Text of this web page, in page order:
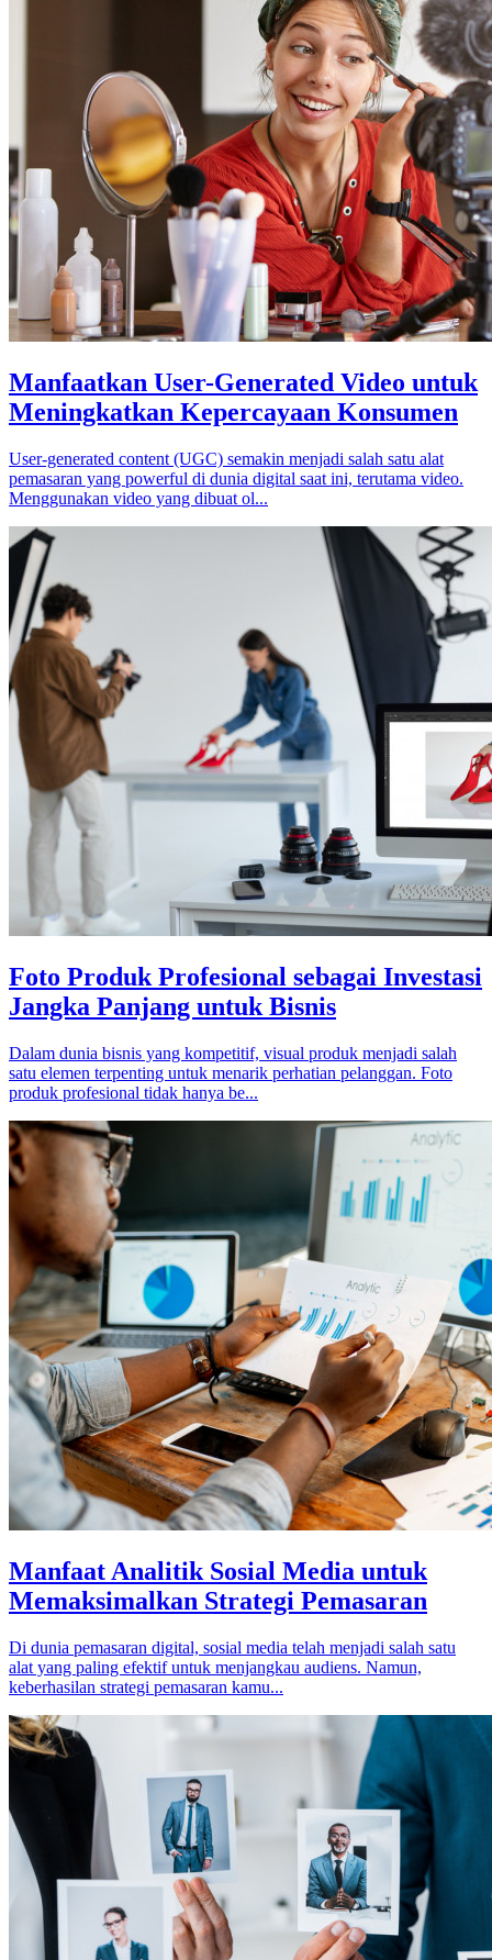
Manfaatkan User-Generated Video untuk
Meningkatkan Kepercayaan Konsumen
User-generated content (UGC) semakin menjadi salah satu alat
pemasaran yang powerful di dunia digital saat ini, terutama video.
Menggunakan video yang dibuat ol...
Foto Produk Profesional sebagai Investasi
Jangka Panjang untuk Bisnis
Dalam dunia bisnis yang kompetitif, visual produk menjadi salah
satu elemen terpenting untuk menarik perhatian pelanggan. Foto
produk profesional tidak hanya be...
Manfaat Analitik Sosial Media untuk
Memaksimalkan Strategi Pemasaran
Di dunia pemasaran digital, sosial media telah menjadi salah satu
alat yang paling efektif untuk menjangkau audiens. Namun,
keberhasilan strategi pemasaran kamu...